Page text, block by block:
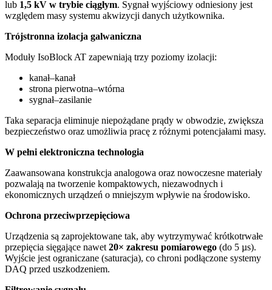
lub 1,5 kV w trybie ciągłym. Sygnał wyjściowy odniesiony jest
względem masy systemu akwizycji danych użytkownika.
Trójstronna izolacja galwaniczna
Moduły IsoBlock AT zapewniają trzy poziomy izolacji:
kanał–kanał
strona pierwotna–wtórna
sygnał–zasilanie
Taka separacja eliminuje niepożądane prądy w obwodzie, zwiększa
bezpieczeństwo oraz umożliwia pracę z różnymi potencjałami masy.
W pełni elektroniczna technologia
Zaawansowana konstrukcja analogowa oraz nowoczesne materiały
pozwalają na tworzenie kompaktowych, niezawodnych i
ekonomicznych urządzeń o mniejszym wpływie na środowisko.
Ochrona przeciwprzepięciowa
Urządzenia są zaprojektowane tak, aby wytrzymywać krótkotrwałe
przepięcia sięgające nawet 20× zakresu pomiarowego (do 5 µs).
Wyjście jest ograniczane (saturacja), co chroni podłączone systemy
DAQ przed uszkodzeniem.